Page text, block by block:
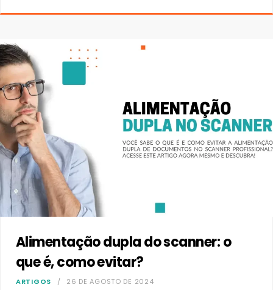
Alimentação dupla do scanner: o
que é, como evitar?
ARTIGOS 26 DE AGOSTO DE 2024